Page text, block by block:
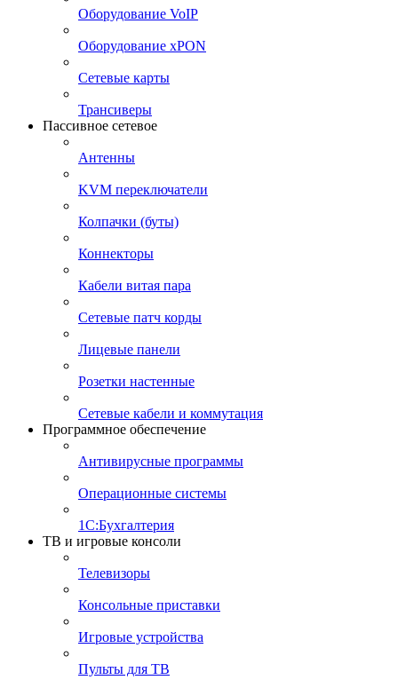
Оборудование VoIP
Оборудование xPON
Сетевые карты
Трансиверы
Пассивное сетевое
Антенны
KVM переключатели
Колпачки (буты)
Коннекторы
Кабели витая пара
Сетевые патч корды
Лицевые панели
Розетки настенные
Сетевые кабели и коммутация
Программное обеспечение
Антивирусные программы
Операционные системы
1С:Бухгалтерия
ТВ и игровые консоли
Телевизоры
Консольные приставки
Игровые устройства
Пульты для ТВ